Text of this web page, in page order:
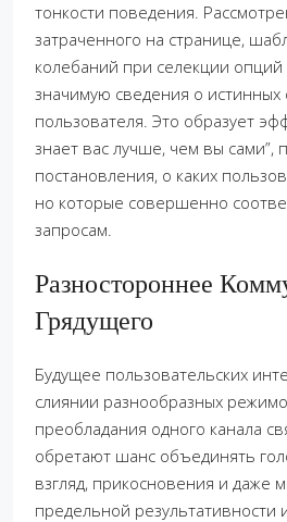
тонкости поведения.
затраченного на странице,
колебаний при селекции опций
значимую сведения о истинных
пользователя. Это образует
знает вас лучше, чем вы сами”,
постановления, о каких
но которые совершенно
запросам.
Разностороннее
Грядущего
Будущее пользовательских
слиянии разнообразных
преобладания одного канала
обретают шанс объединять
взгляд, прикосновения и даже
предельной результативности